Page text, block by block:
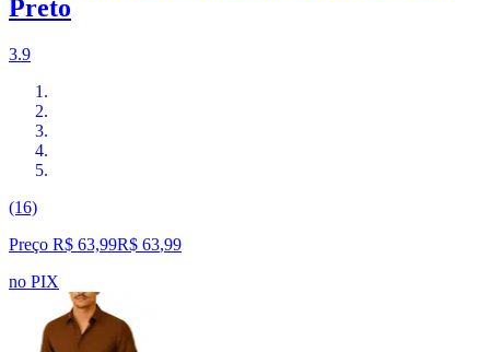
Preto
3.9
(16)
Preço R$ 63,99R$ 63,99
no PIX